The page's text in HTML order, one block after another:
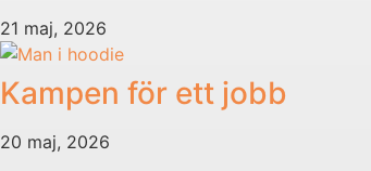
21 maj, 2026
Kampen för ett jobb
20 maj, 2026